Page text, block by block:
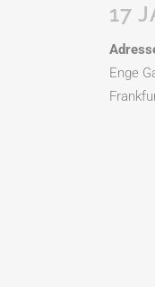
17
Enge